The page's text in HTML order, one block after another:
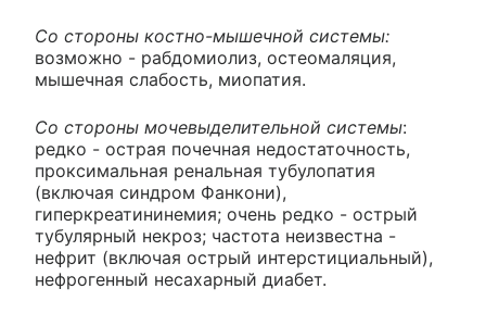
Со стороны костно-мышечной системы:
возможно - рабдомиолиз, остеомаляция,
мышечная слабость, миопатия.
Со стороны мочевыделительной системы:
редко - острая почечная недостаточность,
проксимальная ренальная тубулопатия
(включая синдром Фанкони),
гиперкреатининемия; очень редко - острый
тубулярный некроз; частота неизвестна -
нефрит (включая острый интерстициальный),
нефрогенный несахарный диабет.